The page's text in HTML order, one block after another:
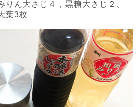
りん大さじ４，黒糖大さじ２、
葉3枚